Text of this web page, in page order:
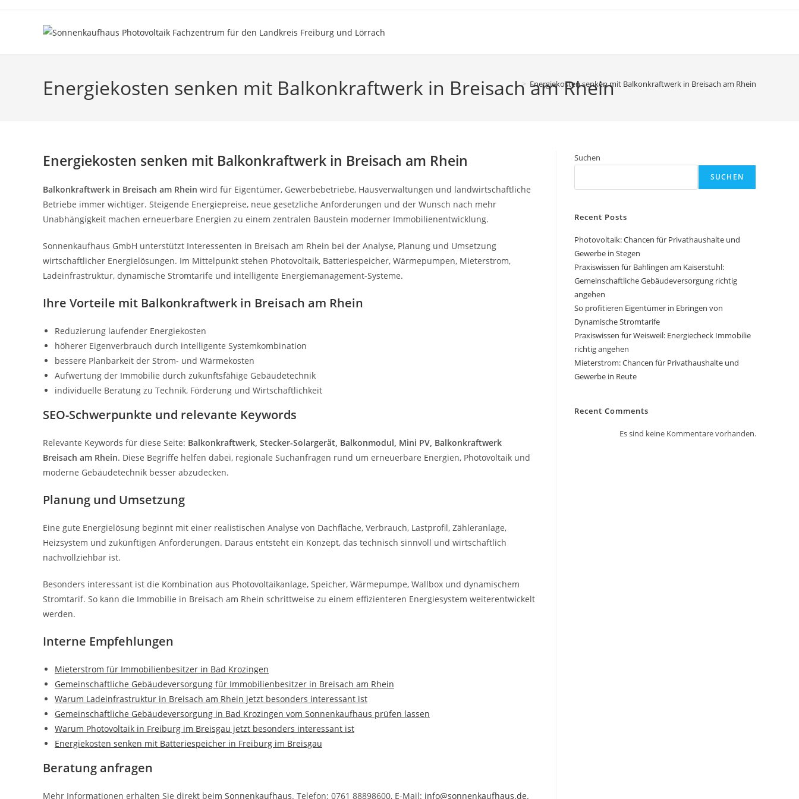
Energiekosten senken mit Balkonkraftwerk in Breisach am Rhein
> Energiekosten senken mit Balkonkraftwerk in Breisach am Rhein
Energiekosten senken mit Balkonkraftwerk in Breisach am Rhein
Balkonkraftwerk in Breisach am Rhein wird für Eigentümer, Gewerbebetriebe, Hausverwaltungen und landwirtschaftliche
Betriebe immer wichtiger. Steigende Energiepreise, neue gesetzliche Anforderungen und der Wunsch nach mehr
Unabhängigkeit machen erneuerbare Energien zu einem zentralen Baustein moderner Immobilienentwicklung.
Sonnenkaufhaus GmbH unterstützt Interessenten in Breisach am Rhein bei der Analyse, Planung und Umsetzung
wirtschaftlicher Energielösungen. Im Mittelpunkt stehen Photovoltaik, Batteriespeicher, Wärmepumpen, Mieterstrom,
Ladeinfrastruktur, dynamische Stromtarife und intelligente Energiemanagement-Systeme.
Ihre Vorteile mit Balkonkraftwerk in Breisach am Rhein
Reduzierung laufender Energiekosten
höherer Eigenverbrauch durch intelligente Systemkombination
bessere Planbarkeit der Strom- und Wärmekosten
Aufwertung der Immobilie durch zukunftsfähige Gebäudetechnik
individuelle Beratung zu Technik, Förderung und Wirtschaftlichkeit
SEO-Schwerpunkte und relevante Keywords
Relevante Keywords für diese Seite: Balkonkraftwerk, Stecker-Solargerät, Balkonmodul, Mini PV, Balkonkraftwerk
Breisach am Rhein. Diese Begriffe helfen dabei, regionale Suchanfragen rund um erneuerbare Energien, Photovoltaik und
moderne Gebäudetechnik besser abzudecken.
Planung und Umsetzung
Eine gute Energielösung beginnt mit einer realistischen Analyse von Dachfläche, Verbrauch, Lastprofil, Zähleranlage,
Heizsystem und zukünftigen Anforderungen. Daraus entsteht ein Konzept, das technisch sinnvoll und wirtschaftlich
nachvollziehbar ist.
Besonders interessant ist die Kombination aus Photovoltaikanlage, Speicher, Wärmepumpe, Wallbox und dynamischem
Stromtarif. So kann die Immobilie in Breisach am Rhein schrittweise zu einem effizienteren Energiesystem weiterentwickelt
werden.
Interne Empfehlungen
Mieterstrom für Immobilienbesitzer in Bad Krozingen
Gemeinschaftliche Gebäudeversorgung für Immobilienbesitzer in Breisach am Rhein
Warum Ladeinfrastruktur in Breisach am Rhein jetzt besonders interessant ist
Gemeinschaftliche Gebäudeversorgung in Bad Krozingen vom Sonnenkaufhaus prüfen lassen
Warum Photovoltaik in Freiburg im Breisgau jetzt besonders interessant ist
Energiekosten senken mit Batteriespeicher in Freiburg im Breisgau
Beratung anfragen
Mehr Informationen erhalten Sie direkt beim Sonnenkaufhaus. Telefon: 0761 88898600, E-Mail: info@sonnenkaufhaus.de.
Suchen
SUCHEN
Recent Posts
Photovoltaik: Chancen für Privathaushalte und
Gewerbe in Stegen
Praxiswissen für Bahlingen am Kaiserstuhl:
Gemeinschaftliche Gebäudeversorgung richtig
angehen
So profitieren Eigentümer in Ebringen von
Dynamische Stromtarife
Praxiswissen für Weisweil: Energiecheck Immobilie
richtig angehen
Mieterstrom: Chancen für Privathaushalte und
Gewerbe in Reute
Recent Comments
Es sind keine Kommentare vorhanden.